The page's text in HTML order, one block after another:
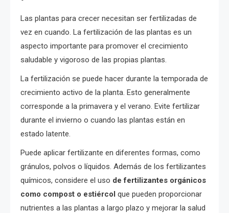
Las plantas para crecer necesitan ser fertilizadas de
vez en cuando. La fertilización de las plantas es un
aspecto importante para promover el crecimiento
saludable y vigoroso de las propias plantas.
La fertilización se puede hacer durante la temporada de
crecimiento activo de la planta. Esto generalmente
corresponde a la primavera y el verano. Evite fertilizar
durante el invierno o cuando las plantas están en
estado latente.
Puede aplicar fertilizante en diferentes formas, como
gránulos, polvos o líquidos. Además de los fertilizantes
químicos, considere el uso de fertilizantes orgánicos
como compost o estiércol que pueden proporcionar
nutrientes a las plantas a largo plazo y mejorar la salud